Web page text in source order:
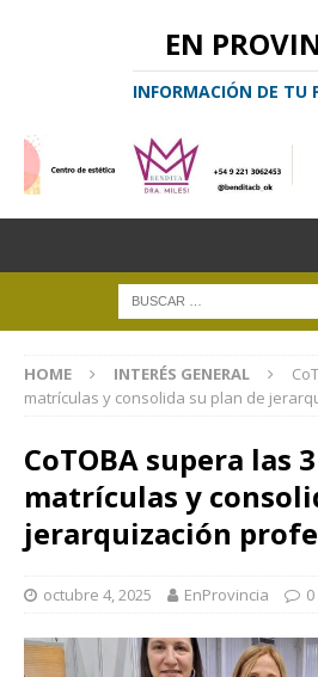
EN
INFORMACIÓN DE TU
HOME INTERÉS GENERAL
matrículas y consolida su plan de
CoTOBA supera las
matrículas y
jerarquización
octubre 4, 2025 EnProvincia 0